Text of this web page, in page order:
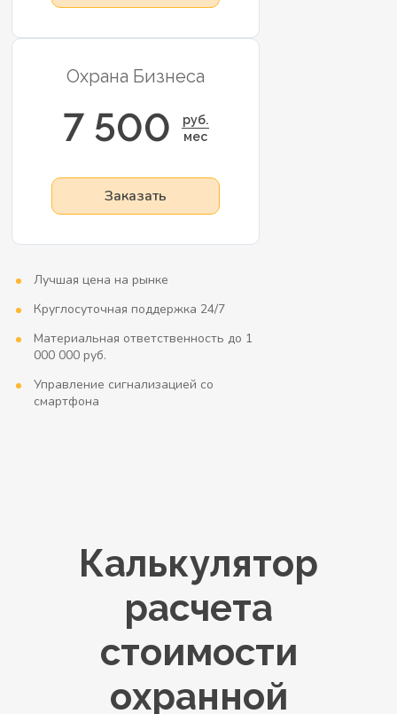
Охрана Бизнеса
7 500
руб.
мес
Заказать
Лучшая цена на рынке
Круглосуточная поддержка 24/7
Материальная ответственность до 1
000 000 руб.
Управление сигнализацией со
смартфона
Калькулятор
расчета
стоимости
охранной